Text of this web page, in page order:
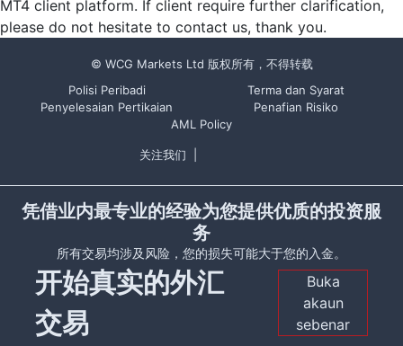
MT4 client platform. If client require further clarification,
please do not hesitate to contact us, thank you.
© WCG Markets Ltd 版权所有，不得转载
Polisi Peribadi
Terma dan Syarat
Penyelesaian Pertikaian
Penafian Risiko
AML Policy
关注我们
凭借业内最专业的经验为您提供优质的投资服
务
所有交易均涉及风险，您的损失可能大于您的入金。
开始真实的外汇
交易
Buka
akaun
sebenar